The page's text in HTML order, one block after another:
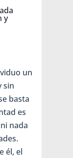
y
un
sin
basta
es
nada
él, el